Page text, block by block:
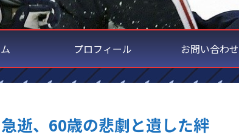
プロフィール お問い合わせ
逝、60歳の悲劇と遺した絆